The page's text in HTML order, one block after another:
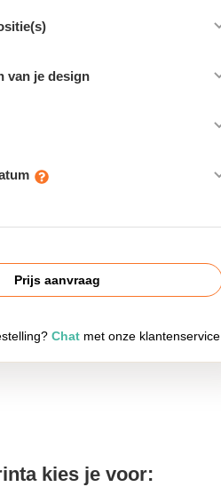
van je design
Prijs aanvraag
Chat met onze klantenservice
kies je voor: